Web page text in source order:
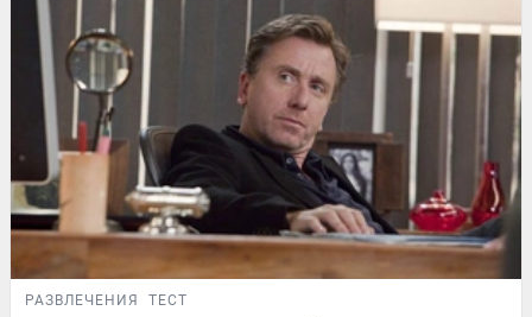
РАЗВЛЕЧЕНИЯ ТЕСТ